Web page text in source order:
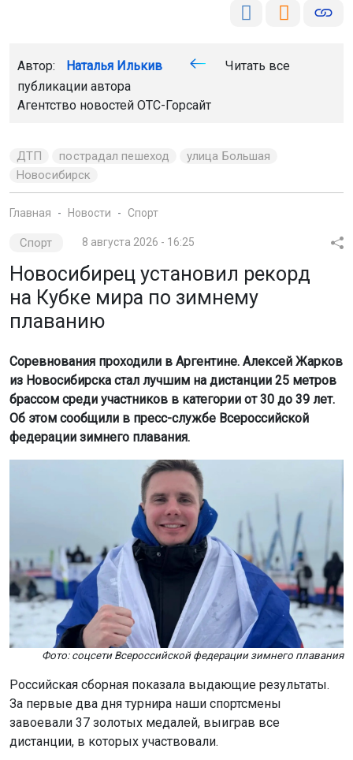
Автор: Наталья Илькив
Читать все
публикации автора
Агентство новостей ОТС-Горсайт
ДТП пострадал пешеход
улица Большая
Новосибирск
Главная Новости Спорт
Спорт 8 августа 2026 - 16:25
Новосибирец установил рекорд
на Кубке мира по зимнему
плаванию
Соревнования проходили в Аргентине. Алексей Жарков
из Новосибирска стал лучшим на дистанции 25 метров
брассом среди участников в категории от 30 до 39 лет.
Об этом сообщили в пресс-службе Всероссийской
федерации зимнего плавания.
Фото: соцсети Всероссийской федерации зимнего плавания
Российская сборная показала выдающие результаты.
За первые два дня турнира наши спортсмены
завоевали 37 золотых медалей, выиграв все
дистанции, в которых участвовали.